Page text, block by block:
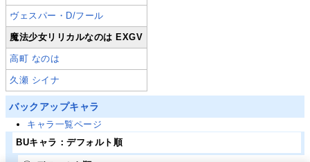
ヴェスパー・D/フール
魔法少女リリカルなのは EXGV
高町 なのは
久瀬 シイナ
バックアップキャラ
キャラ一覧ページ
BUキャラ：デフォルト順